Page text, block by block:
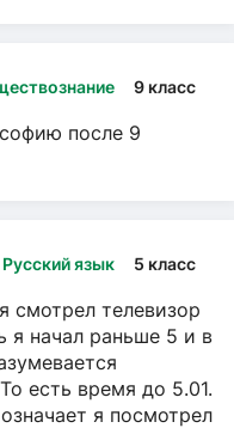
9 класс
после 9
Русский язык 5 класс
смотрел телевизор
я начал раньше 5 и в
есть время до 5.01.
я посмотрел